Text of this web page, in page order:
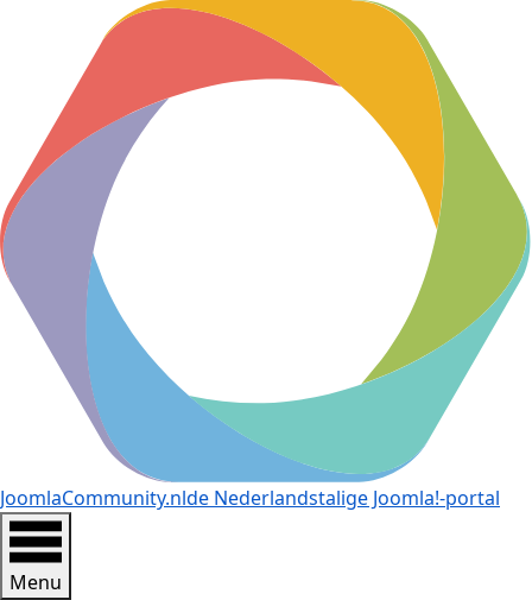
JoomlaCommunity.nlde Nederlandstalige Joomla!-portal
Menu